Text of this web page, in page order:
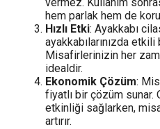
vermez. Kullanım
hem parlak hem de
Hızlı Etki: Ayakkabı
ayakkabılarınızda
Misafirlerinizin her
idealdir.
Ekonomik Çözüm:
fiyatlı bir çözüm
etkinliği sağlarken,
artırır.